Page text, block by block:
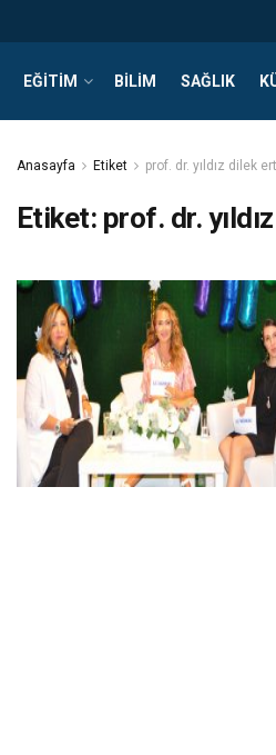
EĞITIM BILIM SAĞLIK
Anasayfa Etiket prof. dr. yıldız dilek
Etiket: prof. dr.